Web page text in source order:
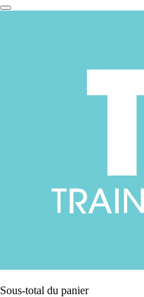
Sous-total du panier